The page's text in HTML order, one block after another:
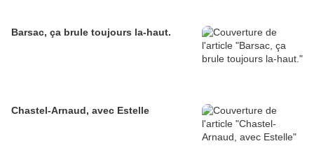
Barsac, ça brule toujours la-haut.
Chastel-Arnaud, avec Estelle